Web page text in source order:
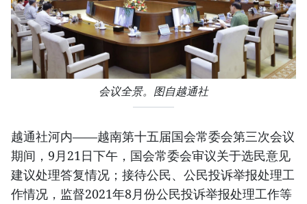
会议全景。图自越通社
越通社河内——越南第十五届国会常委会第三次会议
期间，9月21日下午，国会常委会审议关于选民意见
建议处理答复情况；接待公民、公民投诉举报处理工
作情况，监督2021年8月份公民投诉举报处理工作等